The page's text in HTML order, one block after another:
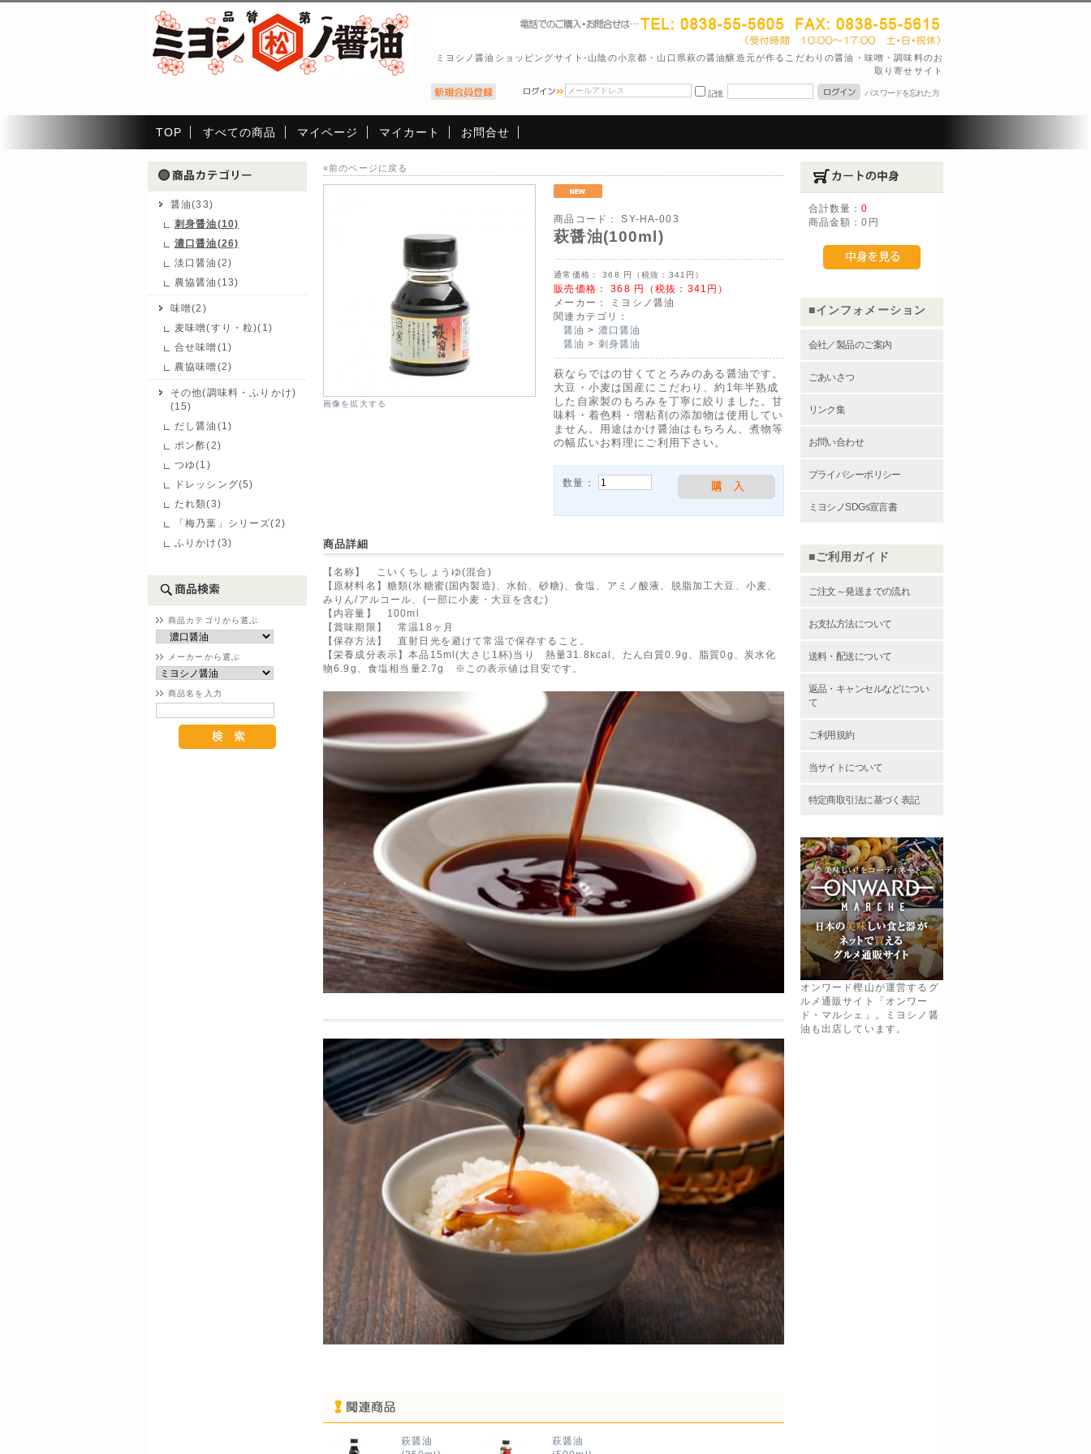
ミヨシノ醤油ショッピングサイト-山陰の小京都・山口県萩の醤油醸造元が作るこだわりの醤油・味噌・調味料のお
取り寄せサイト
記憶 パスワードを忘れた方
TOP すべての商品 マイページ マイカート お問合せ
醤油(33)
刺身醤油(10)
濃口醤油(26)
淡口醤油(2)
農協醤油(13)
味噌(2)
麦味噌(すり・粒)(1)
合せ味噌(1)
農協味噌(2)
その他(調味料・ふりかけ)
(15)
だし醤油(1)
ポン酢(2)
つゆ(1)
ドレッシング(5)
たれ類(3)
「梅乃葉」シリーズ(2)
ふりかけ(3)
商品カテゴリから選ぶ
メーカーから選ぶ
商品名を入力
«前のページに戻る
画像を拡大する
商品コード： SY-HA-003
萩醤油(100ml)
通常価格： 368 円（税抜：341円）
販売価格： 368 円（税抜：341円）
メーカー：
ミヨシノ醤油
関連カテゴリ：
醤油 > 濃口醤油
醤油 > 刺身醤油
萩ならではの甘くてとろみのある醤油です。
大豆・小麦は国産にこだわり、約1年半熟成
した自家製のもろみを丁寧に絞りました。甘
味料・着色料・増粘剤の添加物は使用してい
ません。用途はかけ醤油はもちろん、煮物等
の幅広いお料理にご利用下さい。
数量：
商品詳細
【名称】 こいくちしょうゆ(混合)
【原材料名】糖類(氷糖蜜(国内製造)、水飴、砂糖)、食塩、アミノ酸液、脱脂加工大豆、小麦、
みりん/アルコール、(一部に小麦・大豆を含む)
【内容量】 100ml
【賞味期限】 常温18ヶ月
【保存方法】 直射日光を避けて常温で保存すること。
【栄養成分表示】本品15ml(大さじ1杯)当り 熱量31.8kcal、たん白質0.9g、脂質0g、炭水化
物6.9g、食塩相当量2.7g ※この表示値は目安です。
萩醤油
萩醤油
合計数量：0
商品金額：0円
インフォメーション
会社／製品のご案内
ごあいさつ
リンク集
お問い合わせ
プライバシーポリシー
ミヨシノSDGs宣言書
ご利用ガイド
ご注文～発送までの流れ
お支払方法について
送料・配送について
返品・キャンセルなどについ
て
ご利用規約
当サイトについて
特定商取引法に基づく表記
オンワード樫山が運営するグ
ルメ通販サイト「オンワー
ド・マルシェ」。ミヨシノ醤
油も出店しています。